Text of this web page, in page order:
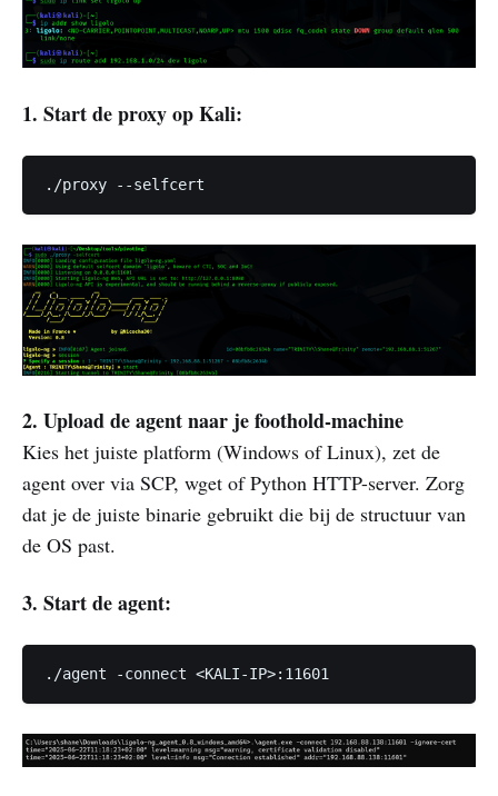
1. Start de proxy op Kali:
2. Upload de agent naar je foothold-machine
Kies het juiste platform (Windows of Linux), zet de
agent over via SCP, wget of Python HTTP-server. Zorg
dat je de juiste binarie gebruikt die bij de structuur van
de OS past.
3. Start de agent: